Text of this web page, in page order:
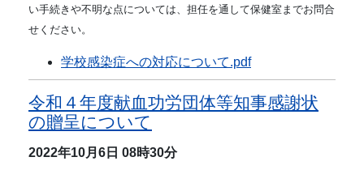
い手続きや不明な点については、担任を通して保健室までお問合
せください。
学校感染症への対応について.pdf
令和４年度献血功労団体等知事感謝状
の贈呈について
2022年10月6日 08時30分